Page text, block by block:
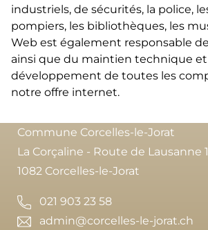
industriels, de sécurités, la police,
pompiers, les bibliothèques, les
Web est également responsable
ainsi que du maintien technique
développement de toutes les
notre offre internet.
Commune Corcelles-le-Jorat
La Corçaline - Route de Lausanne
1082 Corcelles-le-Jorat
021 903 23 58
admin@corcelles-le-jorat.ch